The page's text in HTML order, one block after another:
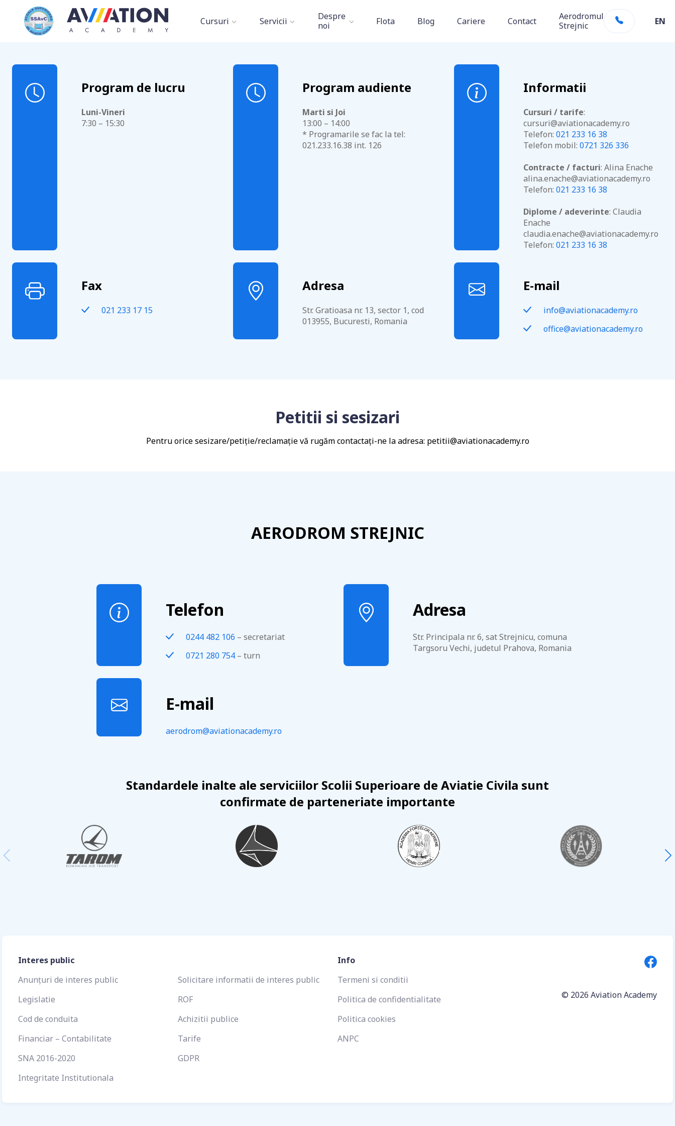
Cursuri Servicii
Despre
noi
Flota Blog Cariere Contact
Aerodromul
Strejnic
EN
Contact
Program de lucru
Luni-Vineri
7:30 – 15:30
Program audiente
Marti si Joi
13:00 – 14:00
* Programarile se fac la tel:
021.233.16.38 int. 126
Informatii
Cursuri / tarife:
cursuri@aviationacademy.ro
Telefon: 021 233 16 38
Telefon mobil: 0721 326 336
Contracte / facturi: Alina Enache
alina.enache@aviationacademy.ro
Telefon: 021 233 16 38
Diplome / adeverinte: Claudia
Enache
claudia.enache@aviationacademy.ro
Telefon: 021 233 16 38
Fax
021 233 17 15
Adresa
Str. Gratioasa nr. 13, sector 1, cod
013955, Bucuresti, Romania
E-mail
info@aviationacademy.ro
office@aviationacademy.ro
Petitii si sesizari
Pentru orice sesizare/petiție/reclamație vă rugăm contactați-ne la adresa: petitii@aviationacademy.ro
AERODROM STREJNIC
Telefon
0244 482 106 – secretariat
0721 280 754 – turn
Adresa
Str. Principala nr. 6, sat Strejnicu, comuna
Targsoru Vechi, judetul Prahova, Romania
E-mail
aerodrom@aviationacademy.ro
Standardele inalte ale serviciilor Scolii Superioare de Aviatie Civila sunt
confirmate de parteneriate importante
Interes public
Anunțuri de interes public
Solicitare informatii de interes public
Legislatie
ROF
Cod de conduita
Achizitii publice
Financiar – Contabilitate
Tarife
SNA 2016-2020
GDPR
Integritate Institutionala
Info
Termeni si conditii
Politica de confidentialitate
Politica cookies
ANPC
© 2026 Aviation Academy